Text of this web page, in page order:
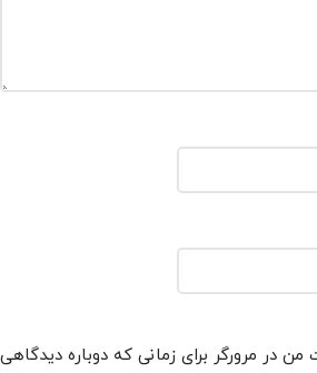
من در مرورگر برای زمانی که دوباره دیدگاهی